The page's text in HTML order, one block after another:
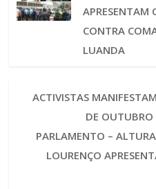
APRESENTAM
CONTRA
LUANDA
ACTIVISTAS
DE
PARLAMENTO –
LOURENÇO